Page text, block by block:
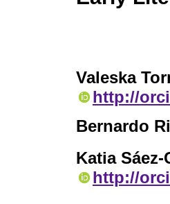
Valeska
http://
Bernardo
Katia
http://